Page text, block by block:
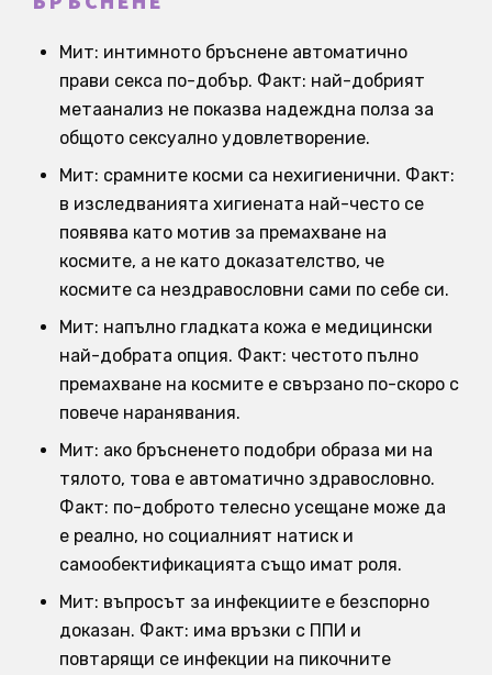
Мит: интимното бръснене автоматично
прави секса по-добър. Факт: най-добрият
метаанализ не показва надеждна полза за
общото сексуално удовлетворение.
Мит: срамните косми са нехигиенични. Факт:
в изследванията хигиената най-често се
появява като мотив за премахване на
космите, а не като доказателство, че
космите са нездравословни сами по себе си.
Мит: напълно гладката кожа е медицински
най-добрата опция. Факт: честото пълно
премахване на космите е свързано по-скоро с
повече наранявания.
Мит: ако бръсненето подобри образа ми на
тялото, това е автоматично здравословно.
Факт: по-доброто телесно усещане може да
е реално, но социалният натиск и
самообектификацията също имат роля.
Мит: въпросът за инфекциите е безспорно
доказан. Факт: има връзки с ППИ и
повтарящи се инфекции на пикочните